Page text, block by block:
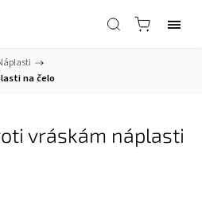
/
na čelo
vráskám náplasti